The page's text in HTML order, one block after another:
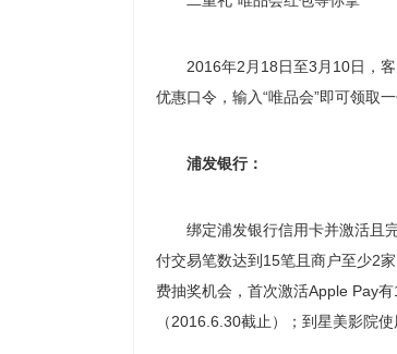
2016年2月18日至3月10日，客
优惠口令，输入“唯品会”即可领取
浦发银行：
绑定浦发银行信用卡并激活且完
付交易笔数达到15笔且商户至少2
费抽奖机会，首次激活Apple Pay
（2016.6.30截止）；到星美影院